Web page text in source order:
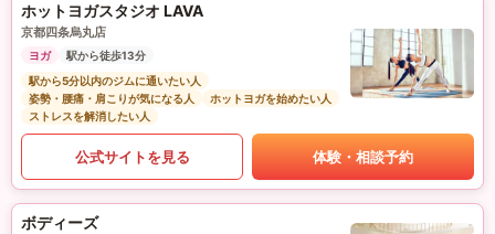
ホットヨガスタジオ LAVA
京都四条烏丸店
ヨガ
駅から徒歩13分
駅から5分以内のジムに通いたい人
姿勢・腰痛・肩こりが気になる人
ホットヨガを始めたい人
ストレスを解消したい人
公式サイトを見る 体験・相談予約
ボディーズ